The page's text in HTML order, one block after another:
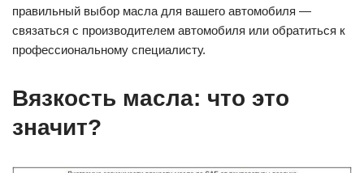
правильный выбор масла для вашего автомобиля —
связаться с производителем автомобиля или обратиться к
профессиональному специалисту.
Вязкость масла: что это
значит?